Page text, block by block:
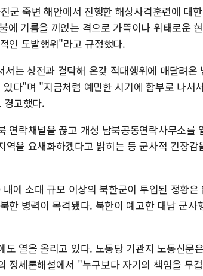
군 죽변 해안에서 진행한 해상사격훈련에 대
기름을 끼얹는 격으로 가뜩이나 위태로운
인 도발행위"라고 규정했다.
는 상전과 결탁해 온갖 적대행위에 매달려온
다"며 "지금처럼 예민한 시기에 함부로 나서
경고했다.
연락채널을 끊고 개성 남북공동연락사무소를
을 요새화하겠다고 밝히는 등 군사적 긴장감
에 소대 규모 이상의 북한군이 투입된 정황은
한 병력이 목격됐다. 북한이 예고한 대남 군사
열을 올리고 있다. 노동당 기관지 노동신문
정세론해설에서 "누구보다 자기의 책임을 무